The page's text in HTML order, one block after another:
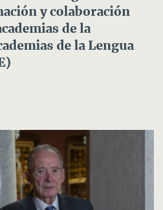
y colaboración
de la
de la Lengua